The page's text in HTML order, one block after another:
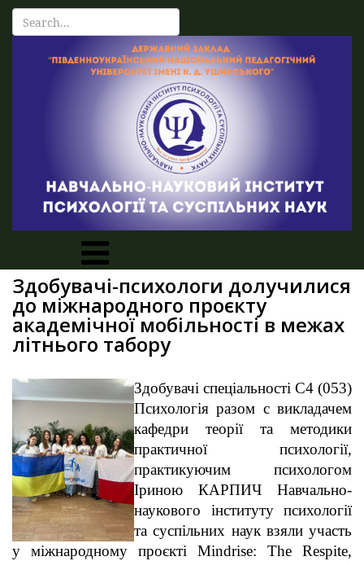
Здобувачі-психологи долучилися
до міжнародного проєкту
академічної мобільності в межах
літнього табору
Здобувачі спеціальності С4 (053)
Психологія разом с викладачем
кафедри теорії та методики
практичної психології,
практикуючим психологом
Іриною КАРПИЧ Навчально-
наукового інституту психології
та суспільних наук взяли участь
у міжнародному проєкті Mindrise: The Respite,